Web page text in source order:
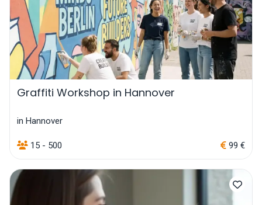
Graffiti Workshop in Hannover
in Hannover
15 - 500 99 €